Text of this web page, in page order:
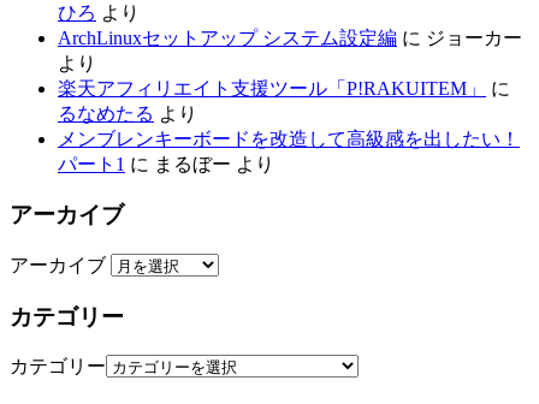
ひろ より
ArchLinuxセットアップ システム設定編 に ジョーカー
より
楽天アフィリエイト支援ツール「P!RAKUITEM」
に
るなめたる より
メンブレンキーボードを改造して高級感を出したい！
パート1 に まるぼー より
アーカイブ
アーカイブ
カテゴリー
カテゴリー